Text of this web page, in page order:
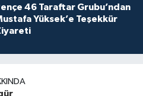
46 Taraftar Grubu’ndan
Yüksek’e Teşekkür